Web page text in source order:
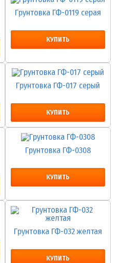
Грунтовка ГФ-0119 серая
КУПИТЬ
Грунтовка ГФ-017 серый
КУПИТЬ
Грунтовка ГФ-0308
КУПИТЬ
Грунтовка ГФ-032 желтая
КУПИТЬ